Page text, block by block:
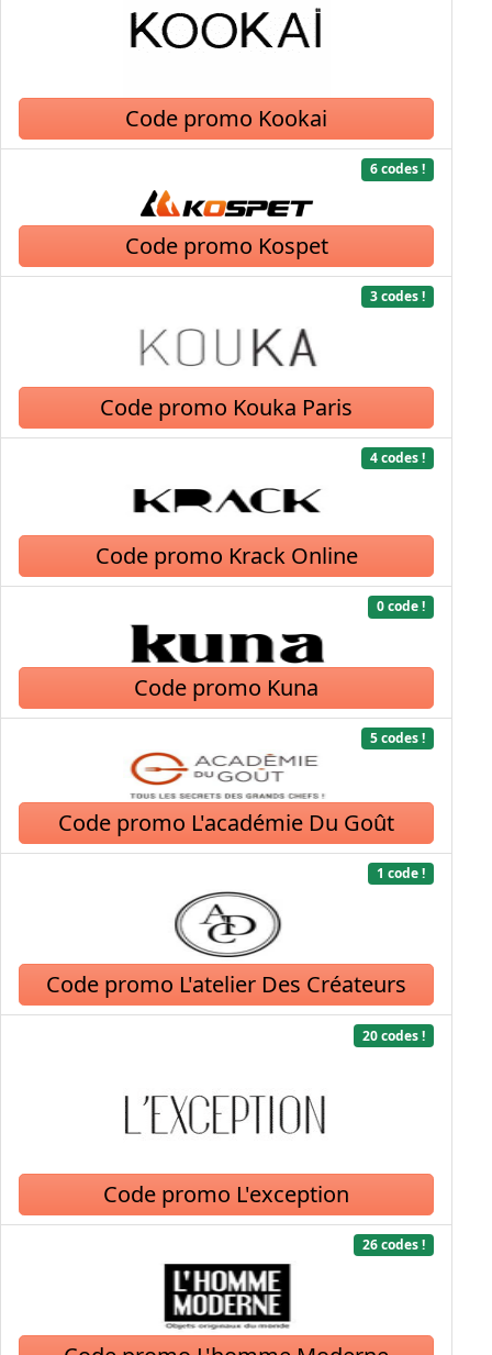
Code promo Kookai
6 codes !
Code promo Kospet
3 codes !
Code promo Kouka Paris
4 codes !
Code promo Krack Online
0 code !
Code promo Kuna
5 codes !
Code promo L'académie Du Goût
1 code !
Code promo L'atelier Des Créateurs
20 codes !
Code promo L'exception
26 codes !